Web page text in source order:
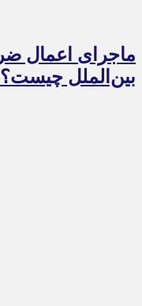
بین‌الملل چیست؟